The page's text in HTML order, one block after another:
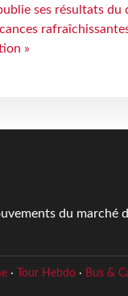
ses résultats du
»
du marché
· Tour Hebdo· Bus &